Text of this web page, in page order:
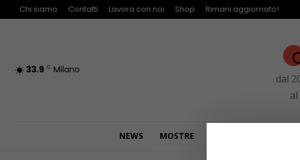
Chi siamo Contatti Lavora con noi Shop Rimani aggiornato!
33.9 C Milano
dal
NEWS MOSTRE